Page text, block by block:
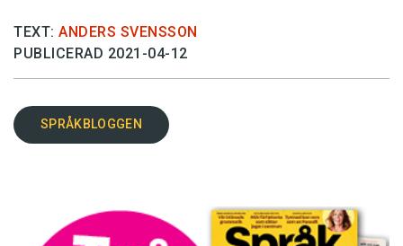
TEXT: ANDERS SVENSSON
PUBLICERAD 2021-04-12
SPRÅKBLOGGEN